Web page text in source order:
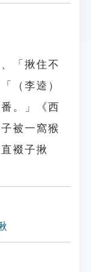
「揪住不
（李逵）
。」《西
被一窩猴
裰子揪